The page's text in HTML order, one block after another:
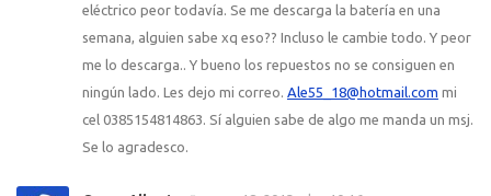
eléctrico peor todavía. Se me descarga la batería en una
semana, alguien sabe xq eso?? Incluso le cambie todo. Y peor
me lo descarga.. Y bueno los repuestos no se consiguen en
ningún lado. Les dejo mi correo. Ale55_18@hotmail.com mi
cel 0385154814863. Sí alguien sabe de algo me manda un msj.
Se lo agradesco.